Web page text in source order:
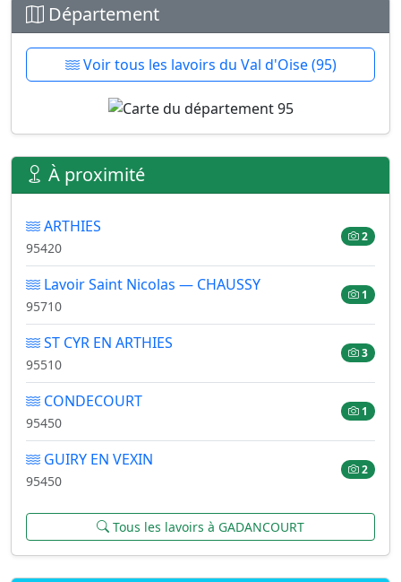
Département
Voir tous les lavoirs du Val d'Oise (95)
À proximité
ARTHIES
95420
2
Lavoir Saint Nicolas — CHAUSSY
95710
1
ST CYR EN ARTHIES
95510
3
CONDECOURT
95450
1
GUIRY EN VEXIN
95450
2
Tous les lavoirs à GADANCOURT